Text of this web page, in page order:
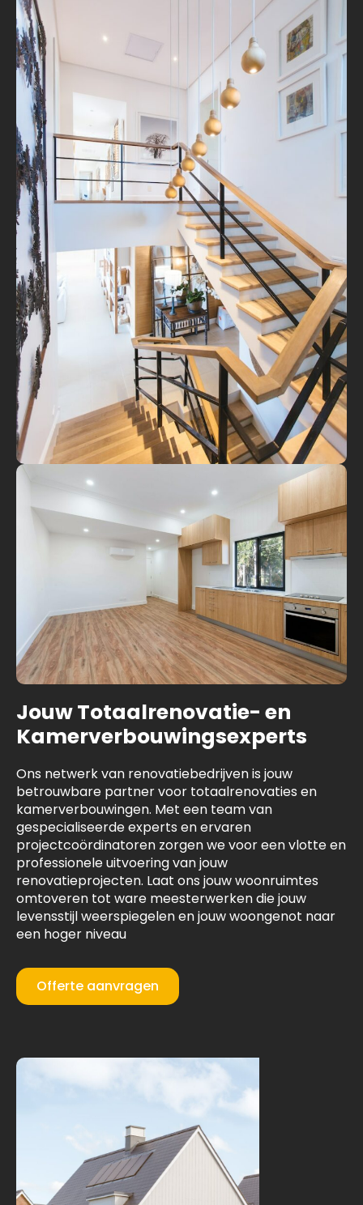
Jouw Totaalrenovatie- en
Kamerverbouwingsexperts
Ons netwerk van renovatiebedrijven is jouw
betrouwbare partner voor totaalrenovaties en
kamerverbouwingen. Met een team van
gespecialiseerde experts en ervaren
projectcoördinatoren zorgen we voor een vlotte en
professionele uitvoering van jouw
renovatieprojecten. Laat ons jouw woonruimtes
omtoveren tot ware meesterwerken die jouw
levensstijl weerspiegelen en jouw woongenot naar
een hoger niveau
Offerte aanvragen